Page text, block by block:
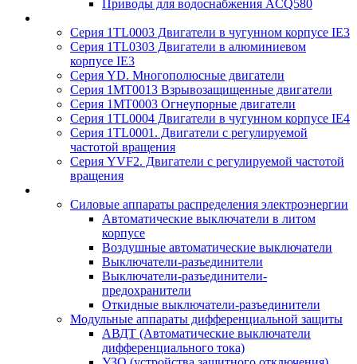
Приводы для водоснабжения ACQ580
Серия 1TL0003 Двигатели в чугунном корпусе IE3
Серия 1TL0303 Двигатели в алюминиевом
корпусе IE3
Серия YD. Многополюсные двигатели
Серия 1MT0013 Взрывозащищенные двигатели
Серия 1MT0003 Огнеупорные двигатели
Серия 1TL0004 Двигатели в чугунном корпусе IE4
Серия 1TL0001. Двигатели с регулируемой
частотой вращения
Серия YVF2. Двигатели с регулируемой частотой
вращения
Силовые аппараты распределения электроэнергии
Автоматические выключатели в литом
корпусе
Воздушные автоматические выключатели
Выключатели-разъединители
Выключатели-разъединители-
предохранители
Откидные выключатели-разъединители
Модульные аппараты дифференциальной защиты
АВДТ (Автоматические выключатели
дифференциального тока)